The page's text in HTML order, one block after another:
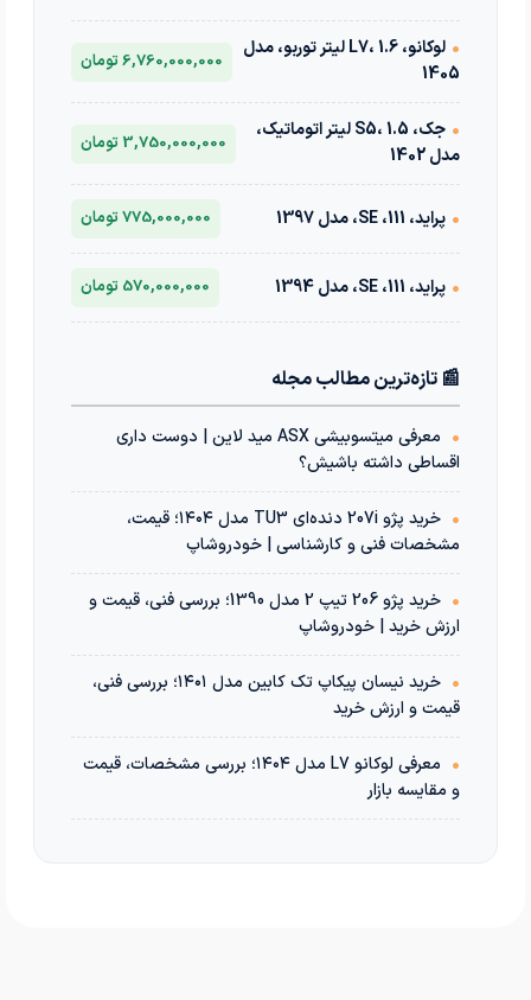
•
لوکانو، L7، 1.6 لیتر توربو، مدل
1405
6,760,000,000 تومان
•
جک، S5، 1.5 لیتر اتوماتیک،
مدل 1402
3,750,000,000 تومان
• پراید، 111، SE، مدل 1397 775,000,000 تومان
• پراید، 111، SE، مدل 1394 570,000,000 تومان
📰 تازه‌ترین مطالب مجله
•
معرفی میتسوبیشی ASX مید لاین | دوست داری
اقساطی داشته باشیش؟
•
خرید پژو 207i دنده‌ای TU3 مدل ۱۴۰۴؛ قیمت،
مشخصات فنی و کارشناسی | خودروشاپ
•
خرید پژو 206 تیپ 2 مدل 1390؛ بررسی فنی، قیمت و
ارزش خرید | خودروشاپ
•
خرید نیسان پیکاپ تک کابین مدل ۱۴۰۱؛ بررسی فنی،
قیمت و ارزش خرید
•
معرفی لوکانو L7 مدل ۱۴۰۴؛ بررسی مشخصات، قیمت
و مقایسه بازار